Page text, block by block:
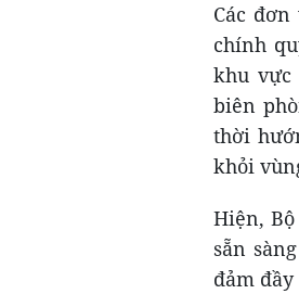
Các
chính
khu vực
biên
thời
khỏi
Hiện,
sẵn
đảm